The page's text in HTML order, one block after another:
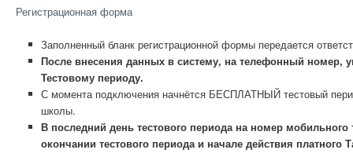
Регистрационная форма
Заполненный бланк регистрационной формы передается
После внесения данных в систему, на телефонный номер,
Тестовому периоду.
С момента подключения начнётся БЕСПЛАТНЫЙ тестовый
школы.
В последний день тестового периода на номер
окончании тестового периода и начале действия платного